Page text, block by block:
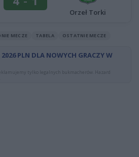
Orzeł Torki
MECZE TABELA OSTATNIE MECZE
PLN DLA NOWYCH GRACZY W
tylko legalnych bukmacherów. Hazard